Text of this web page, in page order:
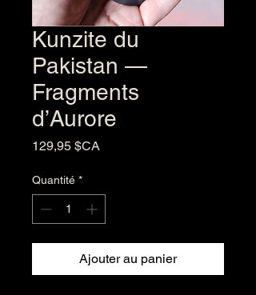
Kunzite du
Pakistan —
Fragments
d’Aurore
129,95 $CA
Quantité *
Ajouter au panier